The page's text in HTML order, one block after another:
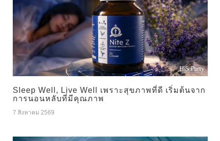
Sleep Well, Live Well เพราะสุขภาพที่ดี เริ่มต้นจาก
การนอนหลับที่มีคุณภาพ
7 สิงหาคม 2569